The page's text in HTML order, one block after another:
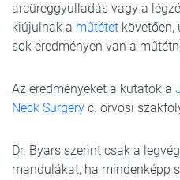
arcüreggyulladás vagy a
kiújulnak a műtétet követően,
sok eredményen van a
Az eredményeket a kutatók a
Neck Surgery c. orvosi
Dr. Byars szerint csak a
mandulákat, ha mindenképp